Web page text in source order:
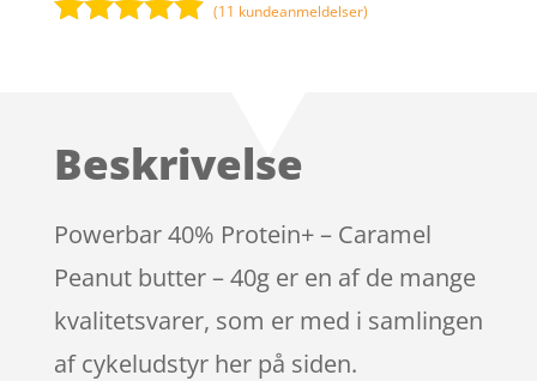
kundebedø
(11 kundeanmeldelser)
Beskrivelse
Powerbar 40% Protein+ – Caramel
Peanut butter – 40g er en af de mange
kvalitetsvarer, som er med i samlingen
af cykeludstyr her på siden.